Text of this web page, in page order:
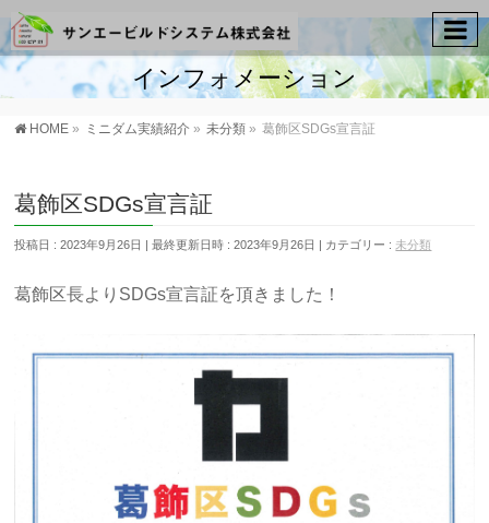
インフォメーション
HOME » ミニダム実績紹介 » 未分類 » 葛飾区SDGs宣言証
葛飾区SDGs宣言証
投稿日 : 2023年9月26日 最終更新日時 : 2023年9月26日 カテゴリー : 未分類
葛飾区長よりSDGs宣言証を頂きました！